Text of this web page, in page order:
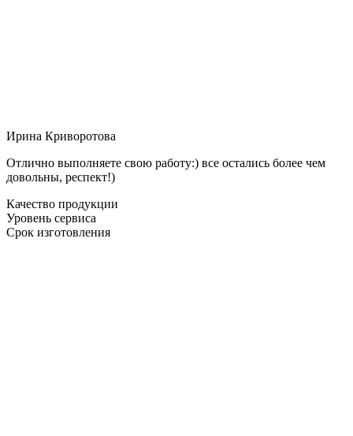
Ирина Криворотова
Отлично выполняете свою работу:) все остались более чем
довольны, респект!)
Качество продукции
Уровень сервиса
Срок изготовления